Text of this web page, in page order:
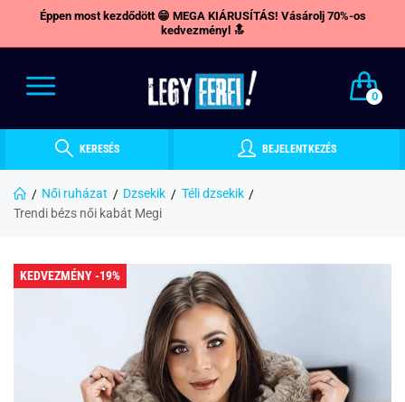
Éppen most kezdődött 😁 MEGA KIÁRUSÍTÁS! Vásárolj 70%-os
kedvezményl 🔝
0
KERESÉS BEJELENTKEZÉS
Női ruházat Dzsekik
Téli dzsekik
Trendi bézs női kabát Megi
KEDVEZMÉNY -19%